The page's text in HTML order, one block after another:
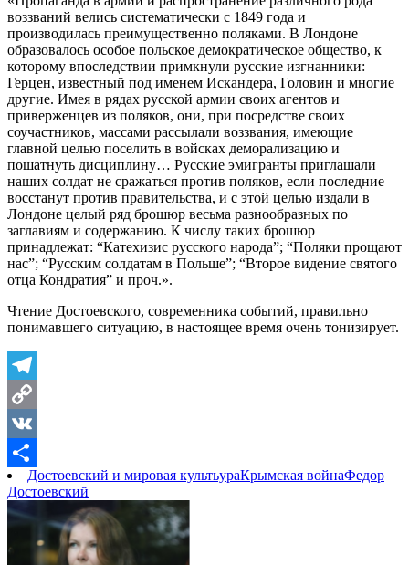
воззваний велись систематически с 1849 года и
производилась преимущественно поляками. В Лондоне
образовалось особое польское демократическое общество, к
которому впоследствии примкнули русские изгнанники:
Герцен, известный под именем Искандера, Головин и многие
другие. Имея в рядах русской армии своих агентов и
приверженцев из поляков, они, при посредстве своих
соучастников, массами рассылали воззвания, имеющие
главной целью поселить в войсках деморализацию и
пошатнуть дисциплину… Русские эмигранты приглашали
наших солдат не сражаться против поляков, если последние
восстанут против правительства, и с этой целью издали в
Лондоне целый ряд брошюр весьма разнообразных по
заглавиям и содержанию. К числу таких брошюр
принадлежат: “Катехизис русского народа”; “Поляки прощают
нас”; “Русским солдатам в Польше”; “Второе видение святого
отца Кондратия” и проч.».
Чтение Достоевского, современника событий, правильно
понимавшего ситуацию, в настоящее время очень тонизирует.
Telegram
Copy
Link
VK
Отправить
Достоевский и мировая культьураКрымская войнаФедор
Достоевский